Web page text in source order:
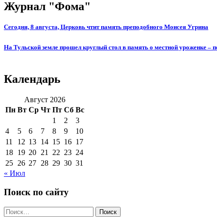
Журнал "Фома"
Сегодня, 8 августа, Церковь чтит память преподобного Моисея Угрина
На Тульской земле прошел круглый стол в память о местной уроженке
Календарь
Август 2026
Пн Вт Ср Чт Пт Сб Вс
1
2
3
4
5 6 7 8 9
10
11
12 13 14 15 16 17
18 19 20 21 22 23 24
25 26 27 28 29 30 31
« Июл
Поиск по сайту
Поиск